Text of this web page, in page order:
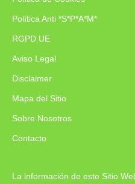
Política Anti *S*P*A*M*
RGPD UE
Aviso Legal
Disclaimer
Mapa del Sitio
Sobre Nosotros
Contacto
La información de este Sitio